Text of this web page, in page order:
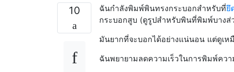
10 ฉันกำลังพิมพ์พินทรงกระบอกสำหรับที่ยึ
กระบอกสูบ (ดูรูปสำหรับพินที่พิมพ์บางส่
มันยากที่จะบอกได้อย่างแน่นอน แต่ดูเ
ฉันพยายามลดความเร็วในการพิมพ์ควา